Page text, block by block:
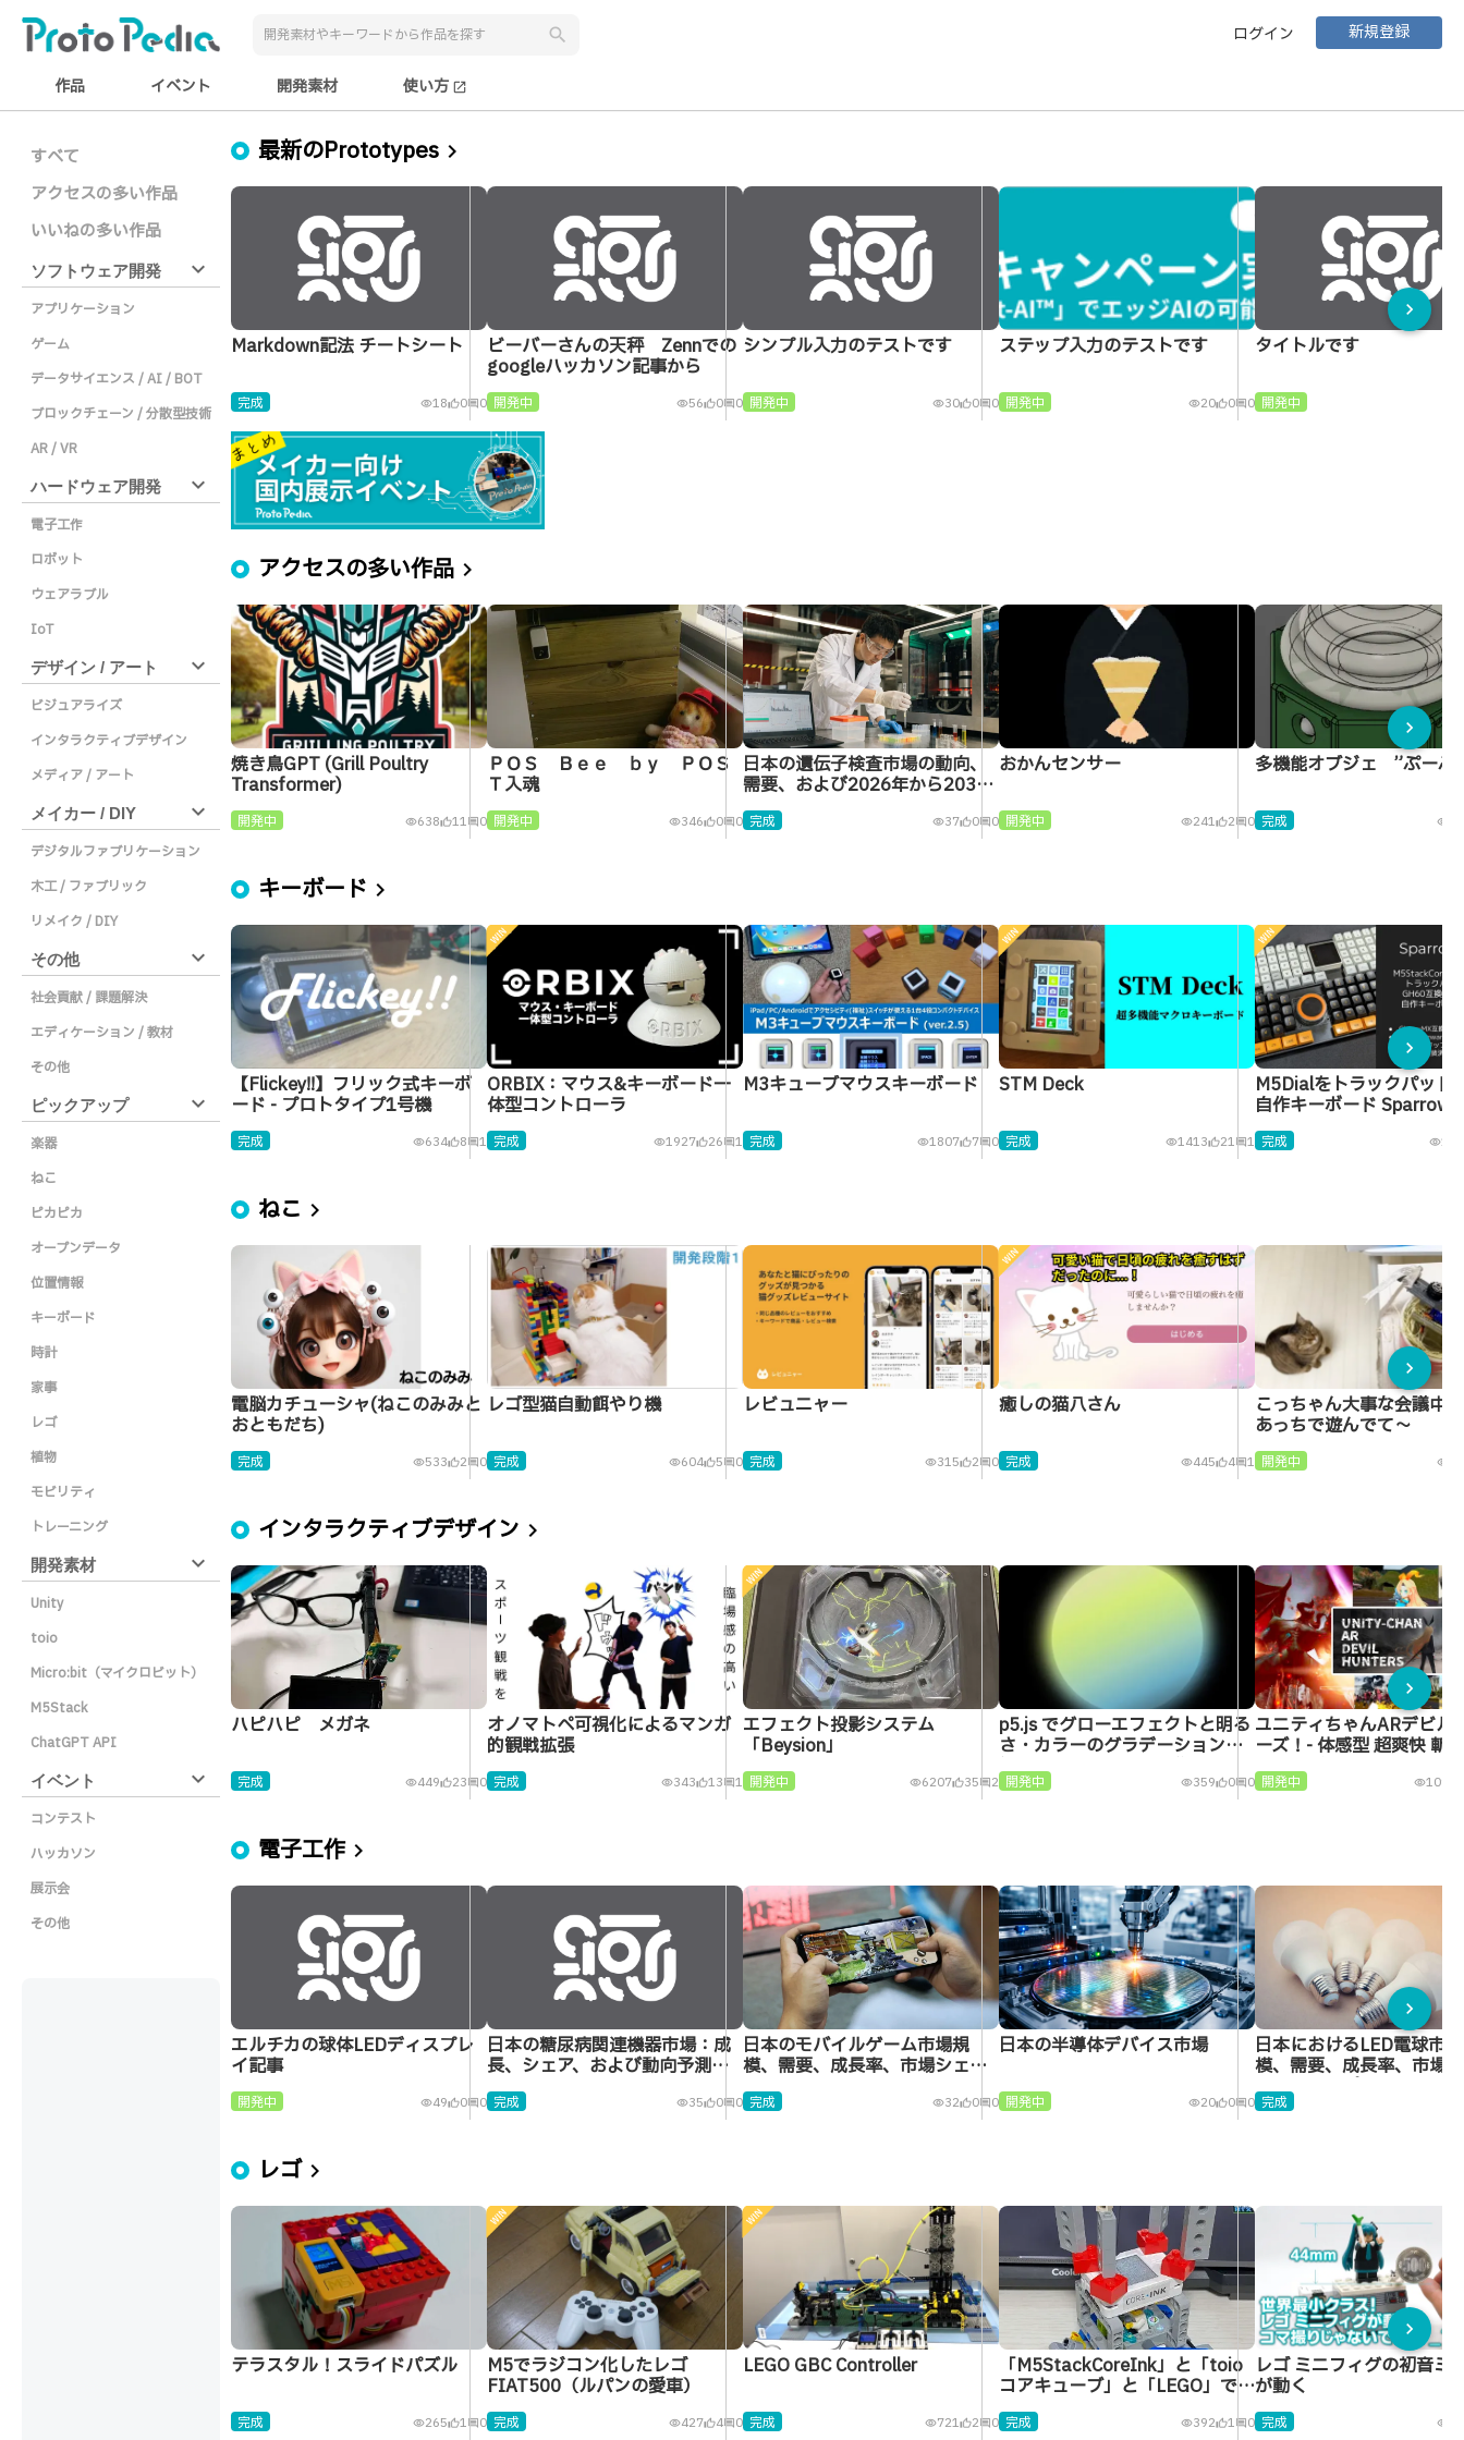
search ログイン 新規登録
作品 イベント 開発素材 使い方 open_in_new
すべて
アクセスの多い作品
いいねの多い作品
ソフトウェア開発 expand_more
アプリケーション
ゲーム
データサイエンス / AI / BOT
ブロックチェーン / 分散型技術
AR / VR
ハードウェア開発 expand_more
電子工作
ロボット
ウェアラブル
IoT
デザイン / アート expand_more
ビジュアライズ
インタラクティブデザイン
メディア / アート
メイカー / DIY expand_more
デジタルファブリケーション
木工 / ファブリック
リメイク / DIY
その他 expand_more
社会貢献 / 課題解決
エディケーション / 教材
その他
ピックアップ expand_more
楽器
ねこ
ピカピカ
オープンデータ
位置情報
キーボード
時計
家事
レゴ
植物
モビリティ
トレーニング
開発素材 expand_more
Unity
toio
Micro:bit（マイクロビット）
M5Stack
ChatGPT API
イベント expand_more
コンテスト
ハッカソン
展示会
その他
最新のPrototypes chevron_right
Markdown記法 チートシート
完成 visibility18thumb_up_alt0 comment 0
ビーバーさんの天秤 Zennでの
googleハッカソン記事から
開発中 visibility56thumb_up_alt0 comment 0
シンプル入力のテストです
開発中 visibility30thumb_up_alt0 comment 0
ステップ入力のテストです
開発中 visibility20thumb_up_alt0 comment 0
タイトルです
開発中
chevron_right
アクセスの多い作品 chevron_right
焼き鳥GPT (Grill Poultry
Transformer)
開発中 visibility638thumb_up_alt11 comment 0
ＰＯＳ Ｂｅｅ ｂｙ ＰＯＳ
Ｔ入魂
開発中 visibility346thumb_up_alt0 comment 0
日本の遺伝子検査市場の動向、
需要、および2026年から2034
年までの成長予測
完成 visibility37thumb_up_alt0 comment 0
おかんセンサー
開発中 visibility241thumb_up_alt2 comment 0
多機能オブジェ ”ぷーぷ
完成 visibility
chevron_right
キーボード chevron_right
【Flickey!!】フリック式キーボ
ード - プロトタイプ1号機
完成 visibility634thumb_up_alt8 comment1
ORBIX：マウス&キーボード一
体型コントローラ
完成 visibility1927thumb_up_alt26 comment1
M3キューブマウスキーボード
完成 visibility1807thumb_up_alt7 comment 0
STM Deck
完成 visibility1413thumb_up_alt21 comment1
M5Dialをトラックパッド
自作キーボード
完成 visibility
chevron_right
ねこ chevron_right
電脳カチューシャ(ねこのみみと
おともだち)
完成 visibility533thumb_up_alt2 comment 0
レゴ型猫自動餌やり機
完成 visibility604thumb_up_alt5 comment 0
レビュニャー
完成 visibility315thumb_up_alt2 comment 0
癒しの猫八さん
完成 visibility445thumb_up_alt4 comment1
こっちゃん大事な会議中
あっちで遊んでて～
開発中 visibility
chevron_right
インタラクティブデザイン chevron_right
ハピハピ メガネ
完成 visibility449thumb_up_alt23 comment 0
オノマトペ可視化によるマンガ
的観戦拡張
完成 visibility343thumb_up_alt13 comment1
エフェクト投影システム
「Beysion」
開発中 visibility6207thumb_up_alt35 comment 2
p5.js でグローエフェクトと明る
さ・カラーのグラデーションを
組み合わせる描画の試作
開発中 visibility359thumb_up_alt0 comment 0
ユニティちゃんARデビル
ーズ！- 体感型 超爽快 斬
ションバトル
開発中 visibility10938
chevron_right
電子工作chevron_right
エルチカの球体LEDディスプレ
イ記事
開発中 visibility49thumb_up_alt0 comment 0
日本の糖尿病関連機器市場：成
長、シェア、および動向予測
（2026年～2034年）
完成 visibility35thumb_up_alt0 comment 0
日本のモバイルゲーム市場規
模、需要、成長率、市場シェア
予測（2026年～2034年）
完成 visibility32thumb_up_alt0 comment 0
日本の半導体デバイス市場
開発中 visibility20thumb_up_alt0 comment 0
日本におけるLED電球市
模、需要、成長率、市場
に関するレポート（2026
2034年）
完成
chevron_right
レゴchevron_right
テラスタル！スライドパズル
完成 visibility265thumb_up_alt1 comment 0
M5でラジコン化したレゴ
FIAT500（ルパンの愛車）
完成 visibility427thumb_up_alt4 comment 0
LEGO GBC Controller
完成 visibility721thumb_up_alt2 comment 0
「M5StackCoreInk」と「toio
コアキューブ」と「LEGO」でな
にかしたVTuber
完成 visibility392thumb_up_alt1 comment 0
レゴ ミニフィグの初音ミ
が動く
完成 visibility
chevron_right